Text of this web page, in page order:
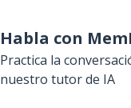
Habla con
Practica la
nuestro tutor de IA